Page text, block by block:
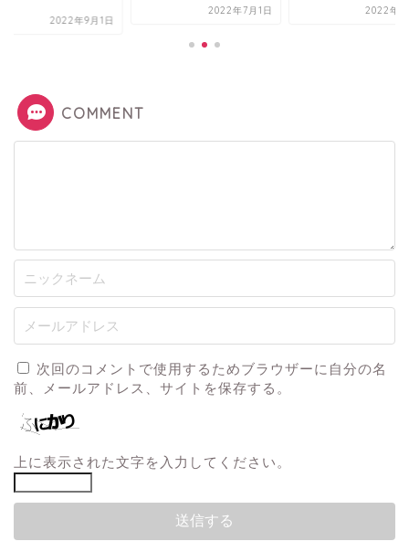
2022年9月1日
2022年7月1日 2022年7
COMMENT
次回のコメントで使用するためブラウザーに自分の名
前、メールアドレス、サイトを保存する。
上に表示された文字を入力してください。